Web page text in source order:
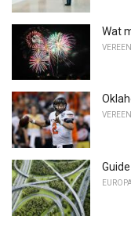
Wat